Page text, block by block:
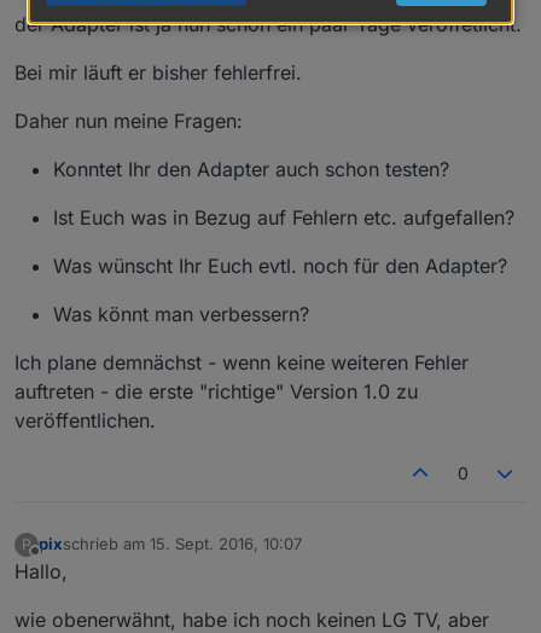
der Adapter ist ja nun schon ein paar Tage veröffetlicht.
Bei mir läuft er bisher fehlerfrei.
Daher nun meine Fragen:
Konntet Ihr den Adapter auch schon testen?
Ist Euch was in Bezug auf Fehlern etc. aufgefallen?
Was wünscht Ihr Euch evtl. noch für den Adapter?
Was könnt man verbessern?
Ich plane demnächst - wenn keine weiteren Fehler
auftreten - die erste "richtige" Version 1.0 zu
veröffentlichen.
0
P
Offline
pixschrieb am 15. Sept. 2016, 10:07
zuletzt editiert von
Hallo,
wie obenerwähnt, habe ich noch keinen LG TV, aber